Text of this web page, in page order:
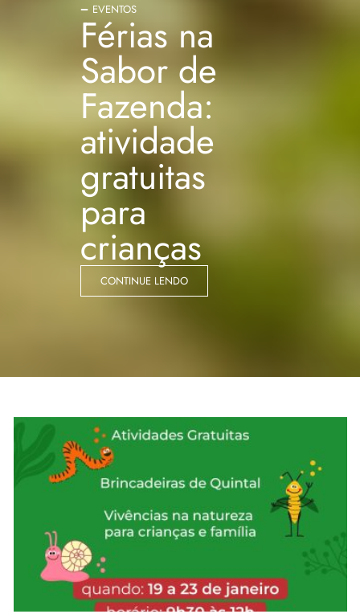
EVENTOS
Férias na
Sabor de
Fazenda:
atividade
gratuitas
para
crianças
CONTINUE LENDO